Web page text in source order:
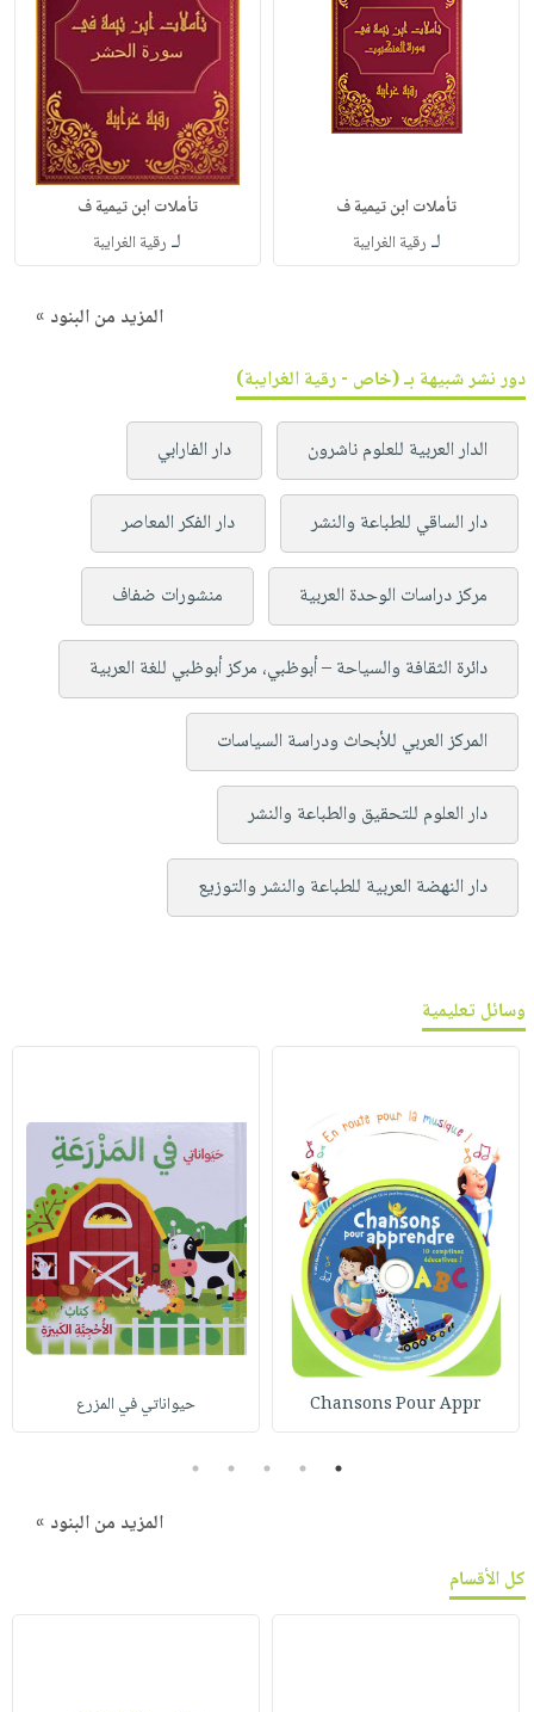
تأملات ابن تيمية ف
لـ رقية الغرايبة
تأملات ابن تيمية ف
لـ رقية الغرايبة
المزيد من البنود »
دور نشر شبيهة بـ (خاص - رقية الغرايبة)
الدار العربية للعلوم ناشرون دار الفارابي
دار الساقي للطباعة والنشر دار الفكر المعاصر
مركز دراسات الوحدة العربية منشورات ضفاف
دائرة الثقافة والسياحة – أبوظبي، مركز أبوظبي للغة العربية
المركز العربي للأبحاث ودراسة السياسات
دار العلوم للتحقيق والطباعة والنشر
دار النهضة العربية للطباعة والنشر والتوزيع
وسائل تعليمية
Chansons Pour Appr حيواناتي في المزرع
1
2
3
4
5
المزيد من البنود »
كل الأقسام